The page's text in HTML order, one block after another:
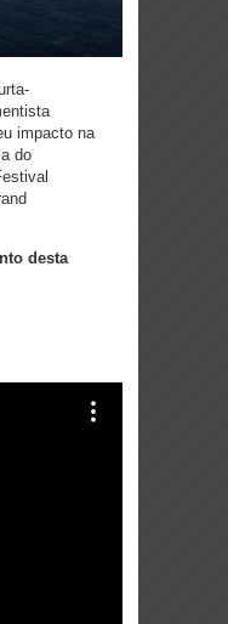
impacto na
do
desta